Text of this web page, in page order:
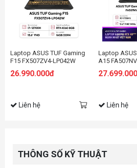
Laptop ASUS TUF Gaming
F15 FX507ZV4-LP042W
16GB | 512GB | RTX 4060
26.990.000đ
Liên hệ
Laptop
A15
512GB | RTX™
Liên hệ
THÔNG SỐ KỸ THUẬT